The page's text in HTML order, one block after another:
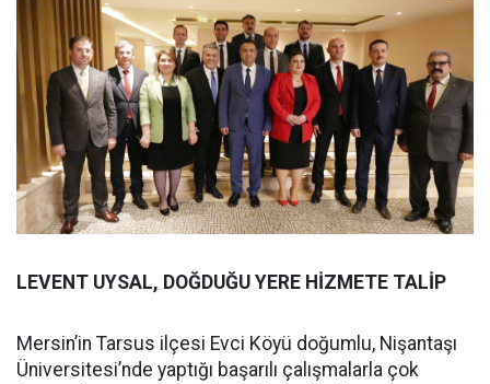
LEVENT UYSAL, DOĞDUĞU YERE HİZMETE TALİP
Mersin’in Tarsus ilçesi Evci Köyü doğumlu, Nişantaşı
Üniversitesi’nde yaptığı başarılı çalışmalarla çok